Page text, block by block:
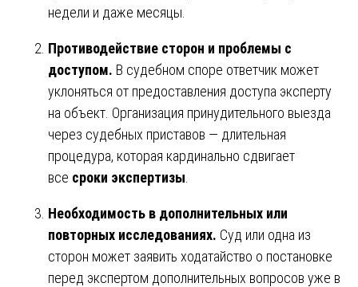
недели и даже месяцы.
Противодействие сторон и проблемы с
доступом. В судебном споре ответчик может
уклоняться от предоставления доступа эксперту
на объект. Организация принудительного выезда
через судебных приставов — длительная
процедура, которая кардинально сдвигает
все сроки экспертизы
Необходимость в дополнительных или
повторных исследованиях. Суд или одна из
сторон может заявить ходатайство о постановке
перед экспертом дополнительных вопросов уже в